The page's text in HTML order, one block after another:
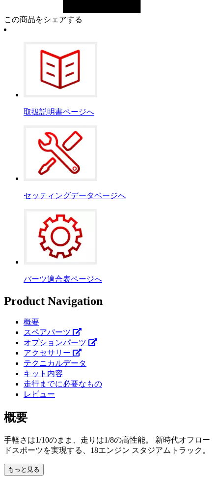
この商品をシェアする
取扱説明書ページへ
セッティングデータページへ
パーツ適合表ページへ
Product Navigation
概要
スペアパーツ
オプションパーツ
アクセサリー
テクニカルデータ
キット内容
走行までに必要なもの
レビュー
概要
手軽さは1/10のまま、走りは1/8の高性能。 新時代オフロー
ドスポーツを実現する、18エンジン スタジアムトラック。
もっと見る